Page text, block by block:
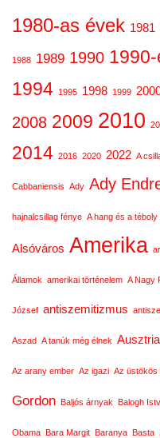
1980-as évek 1981
1988 1989 1990
1994 1995 1998 1999
2008 2009 2010
2014 2016 2020 2022 A
Cabbaniensis Ady Ady
hajnalcsillag fénye A hang és a téboly
Alsóváros Amerika
Államok amerikai történelem A Nagy
József antiszemitizmus
Aszad A tanúk még élnek Ausztria
Az arany ember Az igazi Az üstökös
Gordon Baljós árnyak Balogh
Obama Bara Margit Baranya Basta